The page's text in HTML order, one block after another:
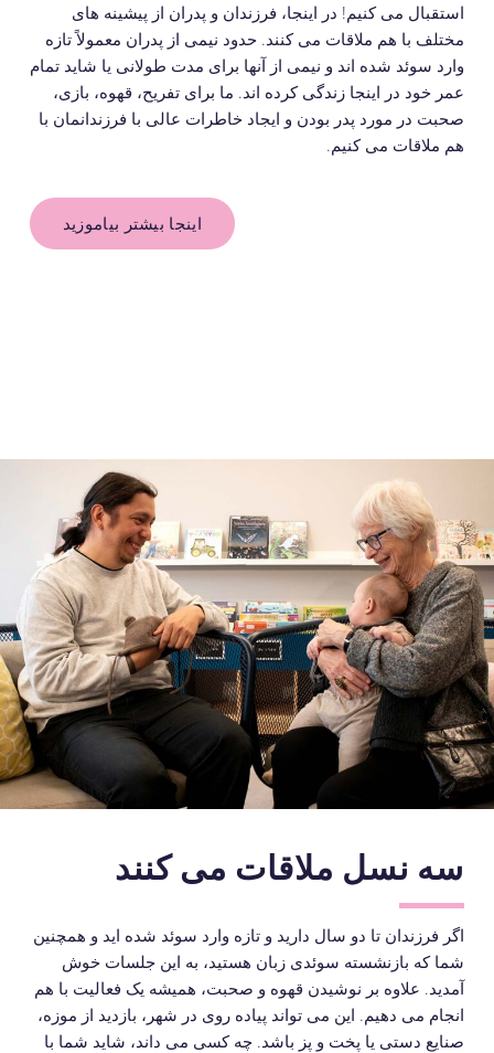
استقبال می کنیم! در اینجا، فرزندان و پدران از پیشینه های
مختلف با هم ملاقات می کنند. حدود نیمی از پدران معمولاً تازه
وارد سوئد شده اند و نیمی از آنها برای مدت طولانی یا شاید تمام
عمر خود در اینجا زندگی کرده اند. ما برای تفریح، قهوه، بازی،
صحبت در مورد پدر بودن و ایجاد خاطرات عالی با فرزندانمان با
هم ملاقات می کنیم.
اینجا بیشتر بیاموزید
سه نسل ملاقات می کنند
اگر فرزندان تا دو سال دارید و تازه وارد سوئد شده اید و همچنین
شما که بازنشسته سوئدی زبان هستید، به این جلسات خوش
آمدید. علاوه بر نوشیدن قهوه و صحبت، همیشه یک فعالیت با هم
انجام می دهیم. این می تواند پیاده روی در شهر، بازدید از موزه،
صنایع دستی یا پخت و پز باشد. چه کسی می داند، شاید شما با